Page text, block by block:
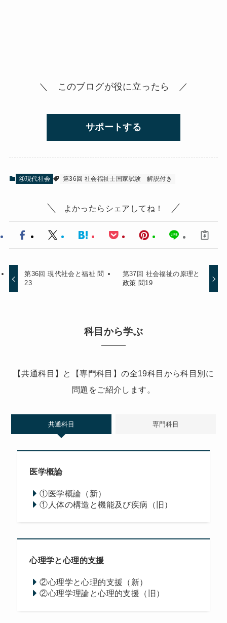
＼ このブログが役に立ったら ／
サポートする
④現代社会 第36回 社会福祉士国家試験 解説付き
よかったらシェアしてね！
第36回 現代社会と福祉 問
23
第37回 社会福祉の原理と
政策 問19
科目から学ぶ
【共通科目】と【専門科目】の全19科目から科目別に
問題をご紹介します。
共通科目 専門科目
医学概論
①医学概論（新）
①人体の構造と機能及び疾病（旧）
心理学と心理的支援
②心理学と心理的支援（新）
②心理学理論と心理的支援（旧）